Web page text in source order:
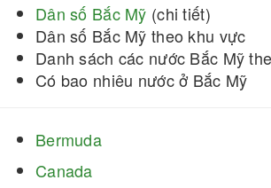
Dân số Bắc Mỹ (chi tiết)
Dân số Bắc Mỹ theo khu vực
Danh sách các nước Bắc Mỹ
Có bao nhiêu nước ở Bắc Mỹ
Bermuda
Canada